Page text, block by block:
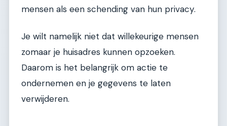
mensen als een schending van hun privacy.
Je wilt namelijk niet dat willekeurige mensen
zomaar je huisadres kunnen opzoeken.
Daarom is het belangrijk om actie te
ondernemen en je gegevens te laten
verwijderen.